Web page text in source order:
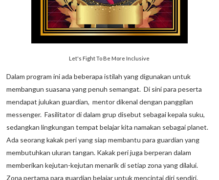
Let's Fight To Be More Inclusive
Dalam program ini ada beberapa istilah yang digunakan untuk
membangun suasana yang penuh semangat. Di sini para peserta
mendapat julukan guardian, mentor dikenal dengan panggilan
messenger. Fasilitator di dalam grup disebut sebagai kepala suku,
sedangkan lingkungan tempat belajar kita namakan sebagai planet.
Ada seorang kakak peri yang siap membantu para guardian yang
membutuhkan uluran tangan. Kakak peri juga berperan dalam
memberikan kejutan-kejutan menarik di setiap zona yang dilalui.
Zona pertama para guardian belajar untuk mencintai diri sendiri.